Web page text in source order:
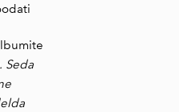
Seda